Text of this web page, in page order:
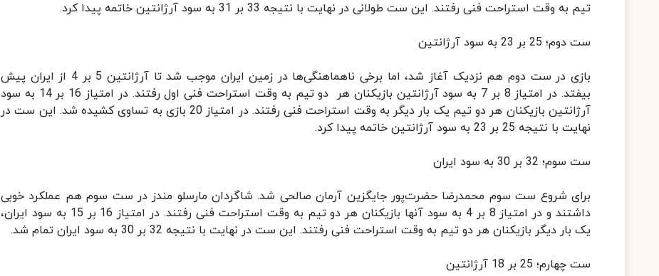
تیم به وقت استراحت فنی رفتند. این ست طولانی در نهایت با نتیجه 33 بر 31 به سود آرژانتین خاتمه پیدا کرد.
ست دوم؛ 25 بر 23 به سود آرژانتین
بازی در ست دوم هم نزدیک آغاز شد، اما برخی ناهماهنگی‌ها در زمین ایران موجب شد تا آرژانتین 5 بر 4 از ایران پیش
بیفتد. در امتیاز 8 بر 7 به سود آرژانتین بازیکنان هر دو تیم به وقت استراحت فنی اول رفتند. در امتیاز 16 بر 14 به سود
آرژانتین بازیکنان هر دو تیم یک بار دیگر به وقت استراحت فنی رفتند. در امتیاز 20 بازی به تساوی کشیده شد. این ست در
نهایت با نتیجه 25 بر 23 به سود آرژانتین خاتمه پیدا کرد.
ست سوم؛ 32 بر 30 به سود ایران
برای شروع ست سوم محمدرضا حضرت‌پور جایگزین آرمان صالحی شد. شاگردان مارسلو مندز در ست سوم هم عملکرد خوبی
داشتند و در امتیاز 8 بر 4 به سود آنها بازیکنان هر دو تیم به وقت استراحت فنی رفتند. در امتیاز 16 بر 15 به سود ایران،
یک بار دیگر بازیکنان هر دو تیم به وقت استراحت فنی رفتند. این ست در نهایت با نتیجه 32 بر 30 به سود ایران تمام شد.
ست چهارم؛ 25 بر 18 آرژانتین